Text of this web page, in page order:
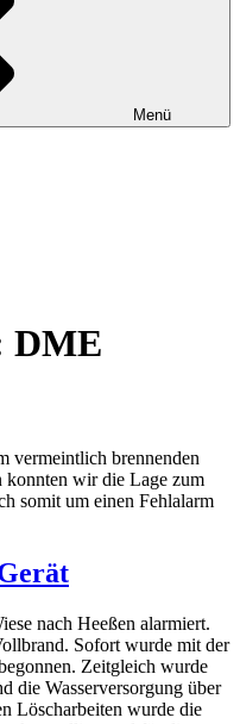
Menü
DME
vermeintlich brennenden
wir die Lage zum
somit um einen Fehlalarm
nach Heeßen alarmiert.
Sofort wurde mit der
Zeitgleich wurde
die Wasserversorgung über
Löscharbeiten wurde die